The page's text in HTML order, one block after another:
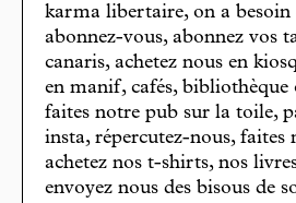
karma libertaire, on a besoin
abonnez-vous, abonnez vos
canaris, achetez nous en
en manif, cafés,
faites notre pub sur la toile,
insta, répercutez-nous, faites
achetez nos t-shirts, nos
envoyez nous des bisous de